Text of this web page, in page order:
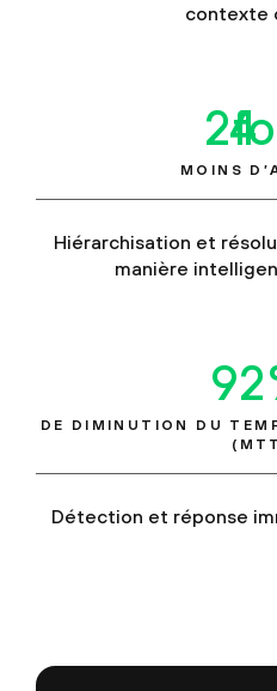
contexte
25
MOINS
Hiérarchisation et
manière
96
DE DIMINUTION DU
Détection et réponse